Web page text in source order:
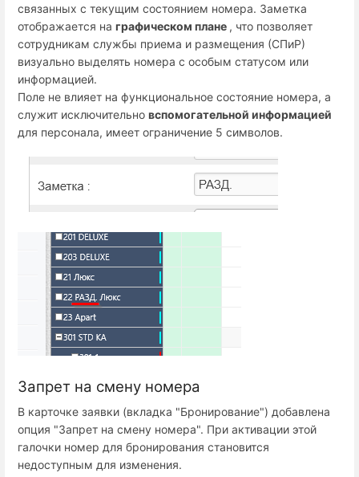
связанных с текущим состоянием номера. Заметка
отображается на графическом плане , что позволяет
сотрудникам службы приема и размещения (СПиР)
визуально выделять номера с особым статусом или
информацией.
Поле не влияет на функциональное состояние номера, а
служит исключительно вспомогательной информацией
для персонала, имеет ограничение 5 символов.
Запрет на смену номера
В карточке заявки (вкладка "Бронирование") добавлена
опция "Запрет на смену номера". При активации этой
галочки номер для бронирования становится
недоступным для изменения.